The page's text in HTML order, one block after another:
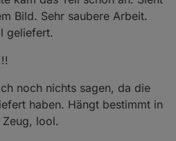
Antennenanschluss + 3 € (mit innen
von der Antenne ab die man
Antenne))
all incl.
Bild. Sehr saubere Arbeit.
geliefert.
noch nichts sagen, da die
haben. Hängt bestimmt in
lool.